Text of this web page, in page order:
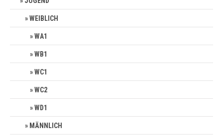
WEIBLICH
WA1
WB1
WC1
WC2
WD1
MÄNNLICH